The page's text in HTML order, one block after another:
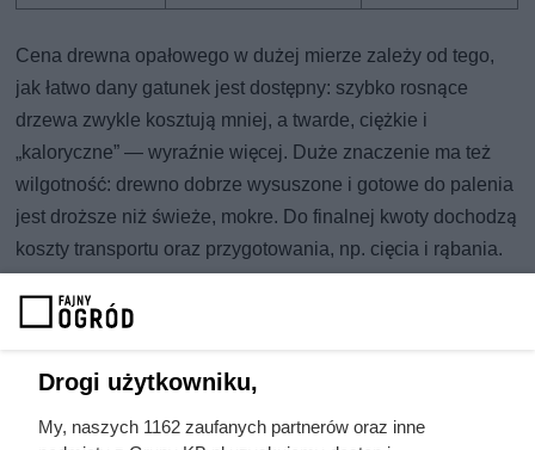
Cena drewna opałowego w dużej mierze zależy od tego,
jak łatwo dany gatunek jest dostępny: szybko rosnące
drzewa zwykle kosztują mniej, a twarde, ciężkie i
„kaloryczne” — wyraźnie więcej. Duże znaczenie ma też
wilgotność: drewno dobrze wysuszone i gotowe do palenia
jest droższe niż świeże, mokre. Do finalnej kwoty dochodzą
koszty transportu oraz przygotowania, np. cięcia i rąbania.
W szczycie sezonu grzewczego popyt rośnie, a wraz z nim
stawki — dlatego najkorzystniej jest kupić drewno
Drogi użytkowniku,
My, naszych 1162 zaufanych partnerów oraz inne